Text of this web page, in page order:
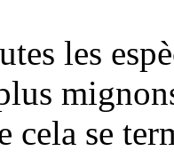
les
cela se